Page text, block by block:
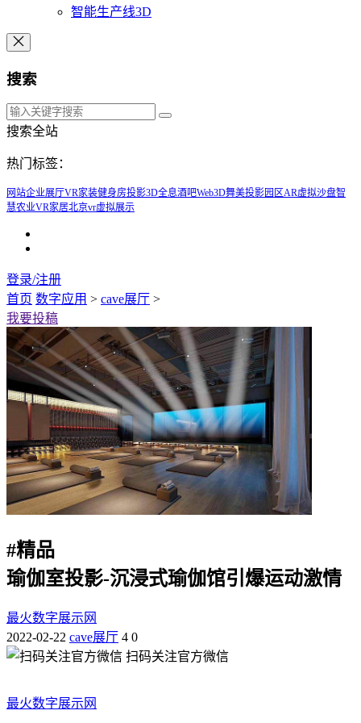
智能生产线3D
搜索
搜索全站
热门标签：
网站企业展厅VR家装健身房投影3D全息酒吧Web3D舞美投影园区AR虚拟沙盘智
慧农业VR家居北京vr虚拟展示
登录/注册
首页 数字应用 > cave展厅 >
我要投稿
#精品
瑜伽室投影-沉浸式瑜伽馆引爆运动激情
最火数字展示网
2022-02-22 cave展厅 4 0
扫码关注官方微信
最火数字展示网